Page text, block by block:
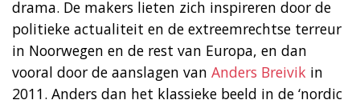
drama. De makers lieten zich inspireren door de
politieke actualiteit en de extreemrechtse terreur
in Noorwegen en de rest van Europa, en dan
vooral door de aanslagen van Anders Breivik in
2011. Anders dan het klassieke beeld in de ‘nordic